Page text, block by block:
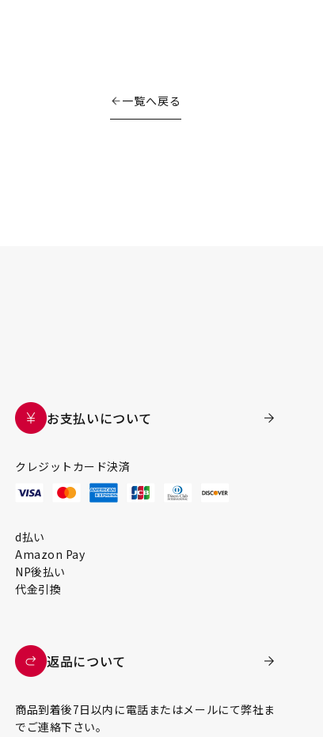
一覧へ戻る
お支払いについて
クレジットカード決済
d払い
Amazon Pay
NP後払い
代金引換
返品について
商品到着後7日以内に電話またはメールにて弊社ま
でご連絡下さい。